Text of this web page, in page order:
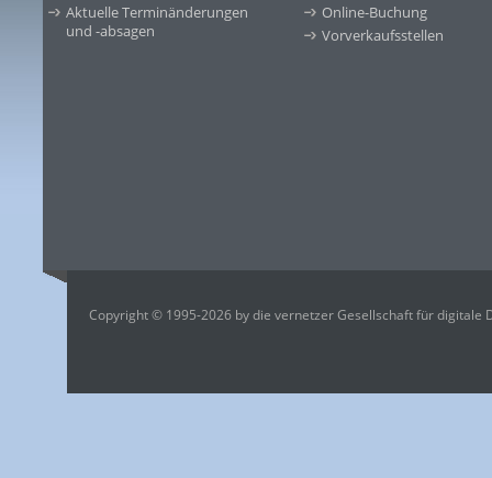
Aktuelle Terminänderungen
und -absagen
Online-Buchung
Vorverkaufsstellen
Copyright © 1995-2026 by die vernetzer Gesellschaft für digitale